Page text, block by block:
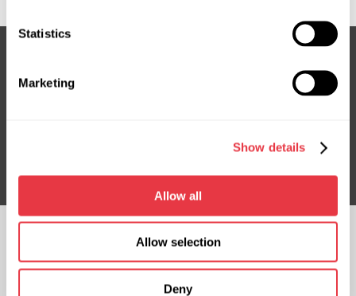
Statistics
Marketing
Show details
Allow all
Allow selection
Deny
Підписка на новини
Підписатися
НАМИ